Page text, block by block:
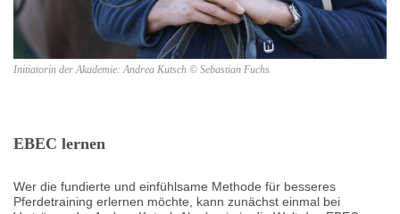
Initiatorin der Akademie: Andrea Kutsch © Sebastian Fuchs
EBEC lernen
Wer die fundierte und einfühlsame Methode für besseres
Pferdetraining erlernen möchte, kann zunächst einmal bei